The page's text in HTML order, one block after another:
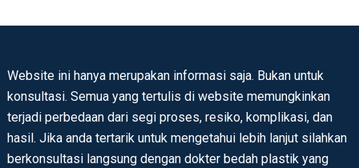
Website ini hanya merupakan informasi saja. Bukan untuk
konsultasi. Semua yang tertulis di website memungkinkan
terjadi perbedaan dari segi proses, resiko, komplikasi, dan
hasil. Jika anda tertarik untuk mengetahui lebih lanjut silahkan
berkonsultasi langsung dengan dokter bedah plastik yang